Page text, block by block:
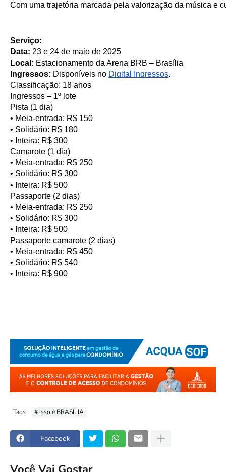
Com uma trajetória marcada pela valorização da música e
Serviço:
Data: 23 e 24 de maio de 2025
Local: Estacionamento da Arena BRB – Brasília
Ingressos: Disponíveis no Digital Ingressos.
Classificação: 18 anos
Ingressos – 1º lote
Pista (1 dia)
• Meia-entrada: R$ 150
• Solidário: R$ 180
• Inteira: R$ 300
Camarote (1 dia)
• Meia-entrada: R$ 250
• Solidário: R$ 300
• Inteira: R$ 500
Passaporte (2 dias)
• Meia-entrada: R$ 250
• Solidário: R$ 300
• Inteira: R$ 500
Passaporte camarote (2 dias)
• Meia-entrada: R$ 450
• Solidário: R$ 540
• Inteira: R$ 900
Tags # isso é BRASÍLIA
Facebook